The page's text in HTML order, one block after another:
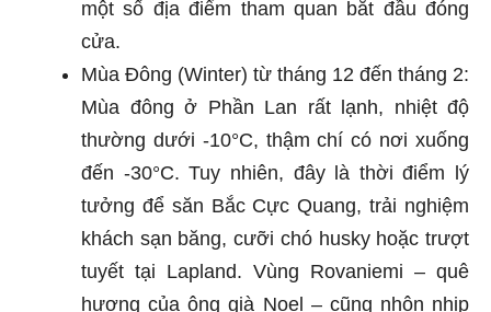
một số địa điểm tham quan bắt đầu đóng
cửa.
Mùa Đông (Winter) từ tháng 12 đến tháng 2:
Mùa đông ở Phần Lan rất lạnh, nhiệt độ
thường dưới -10°C, thậm chí có nơi xuống
đến -30°C. Tuy nhiên, đây là thời điểm lý
tưởng để săn Bắc Cực Quang, trải nghiệm
khách sạn băng, cưỡi chó husky hoặc trượt
tuyết tại Lapland. Vùng Rovaniemi – quê
hương của ông già Noel – cũng nhộn nhịp